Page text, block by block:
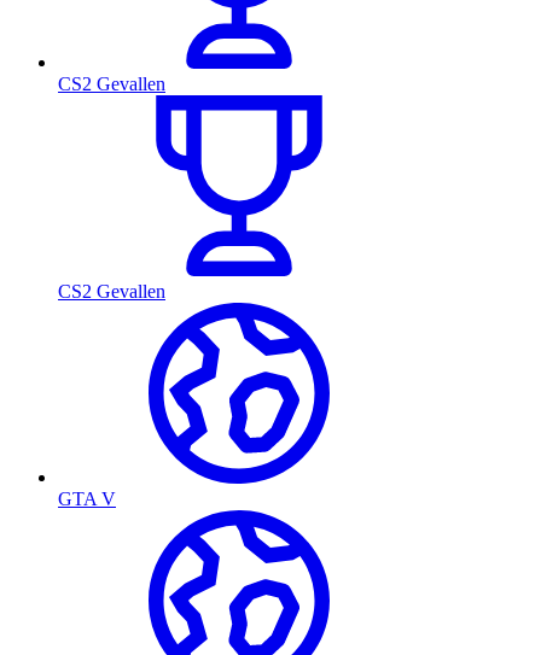
CS2 Gevallen
CS2 Gevallen
GTA V